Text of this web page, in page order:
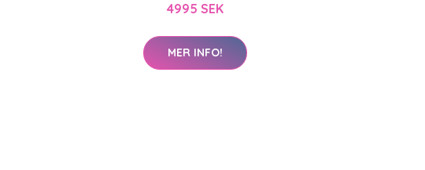
4995 SEK
MER INFO!